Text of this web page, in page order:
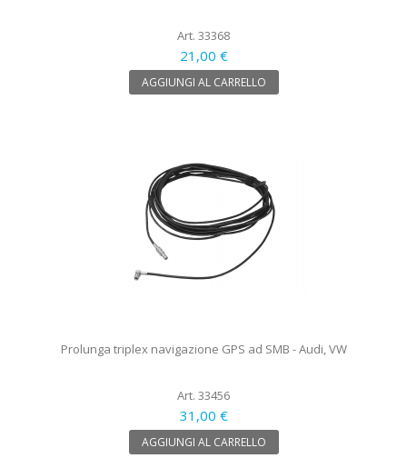
Art. 33368
21,00 €
AGGIUNGI AL CARRELLO
Prolunga triplex navigazione GPS ad SMB - Audi, VW
Art. 33456
31,00 €
AGGIUNGI AL CARRELLO